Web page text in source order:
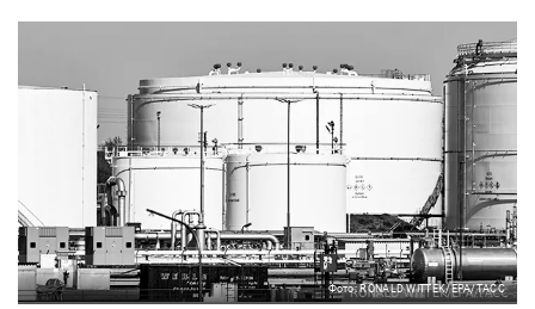
Фото: RONALD WITTEK/EPA/ТАСС